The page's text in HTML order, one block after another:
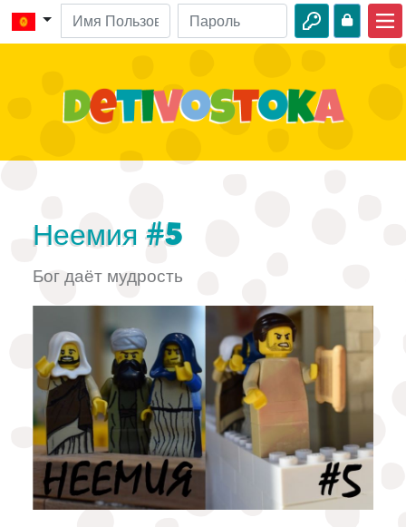
Библейские истории
Дикая природа
Неемия #5
Бог даёт мудрость